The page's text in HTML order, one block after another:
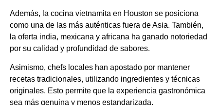
Además, la cocina vietnamita en Houston se posiciona
como una de las más auténticas fuera de Asia. También,
la oferta india, mexicana y africana ha ganado notoriedad
por su calidad y profundidad de sabores.
Asimismo, chefs locales han apostado por mantener
recetas tradicionales, utilizando ingredientes y técnicas
originales. Esto permite que la experiencia gastronómica
sea más genuina y menos estandarizada.